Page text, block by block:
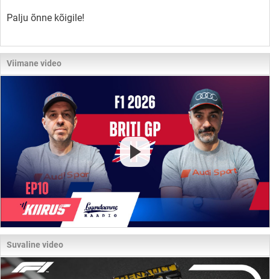
Palju õnne kõigile!
Viimane video
Suvaline video